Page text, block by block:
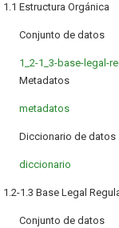
1.1 Estructura Orgánica
Conjunto de datos
1_2-1_3-base-legal-
Metadatos
metadatos
Diccionario de datos
diccionario
1.2-1.3 Base Legal
Conjunto de datos